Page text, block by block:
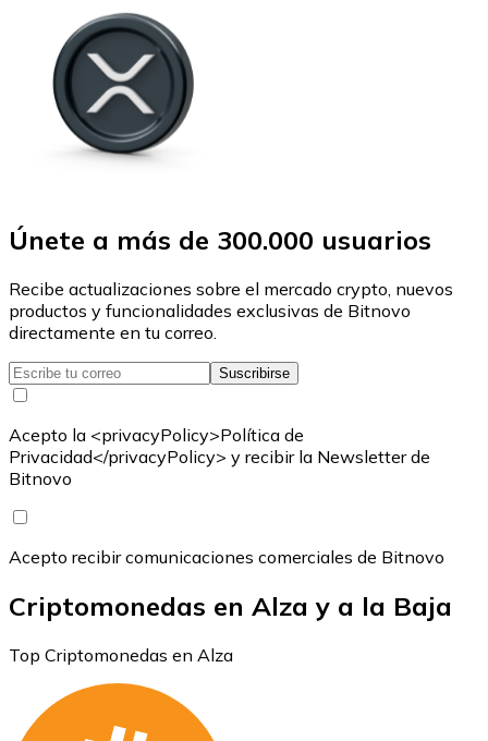
Únete a más de 300.000 usuarios
Recibe actualizaciones sobre el mercado crypto, nuevos
productos y funcionalidades exclusivas de Bitnovo
directamente en tu correo.
Suscribirse
Acepto la <privacyPolicy>Política de
Privacidad</privacyPolicy> y recibir la Newsletter de
Bitnovo
Acepto recibir comunicaciones comerciales de Bitnovo
Criptomonedas en Alza y a la Baja
Top Criptomonedas en Alza